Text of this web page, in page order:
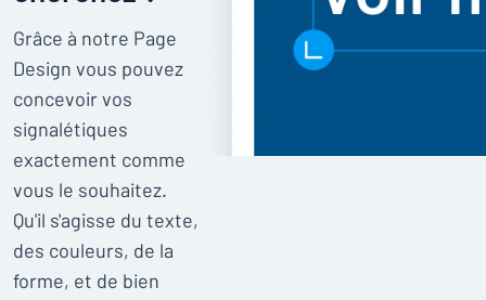
Grâce à notre Page
Design vous pouvez
concevoir vos
signalétiques
exactement comme
vous le souhaitez.
Qu'il s'agisse du texte,
des couleurs, de la
forme, et de bien